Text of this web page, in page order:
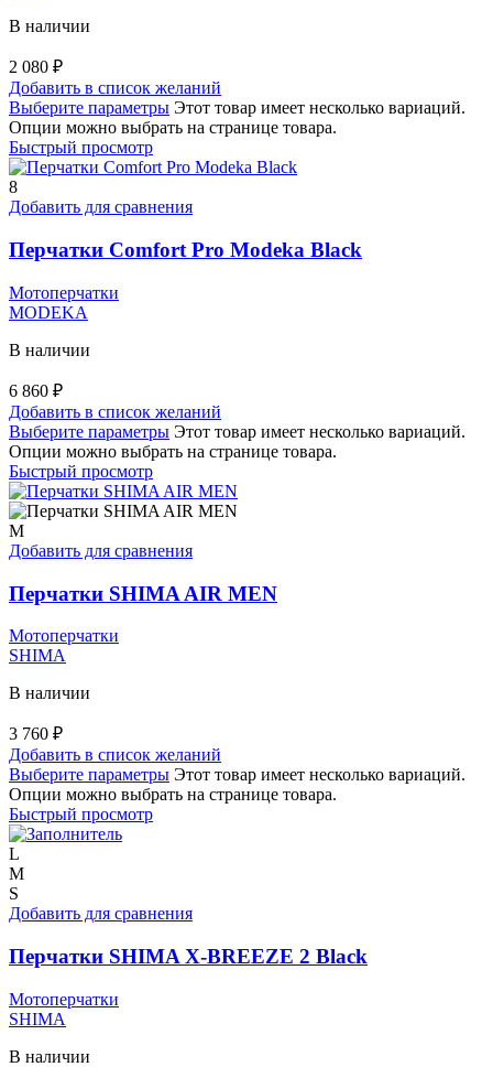
В наличии
2 080 ₽
Добавить в список желаний
Выберите параметры Этот товар имеет несколько вариаций.
Опции можно выбрать на странице товара.
Быстрый просмотр
8
Добавить для сравнения
Перчатки Comfort Pro Modeka Black
Мотоперчатки
MODEKA
В наличии
6 860 ₽
Добавить в список желаний
Выберите параметры Этот товар имеет несколько вариаций.
Опции можно выбрать на странице товара.
Быстрый просмотр
M
Добавить для сравнения
Перчатки SHIMA AIR MEN
Мотоперчатки
SHIMA
В наличии
3 760 ₽
Добавить в список желаний
Выберите параметры Этот товар имеет несколько вариаций.
Опции можно выбрать на странице товара.
Быстрый просмотр
L
M
S
Добавить для сравнения
Перчатки SHIMA X-BREEZE 2 Black
Мотоперчатки
SHIMA
В наличии